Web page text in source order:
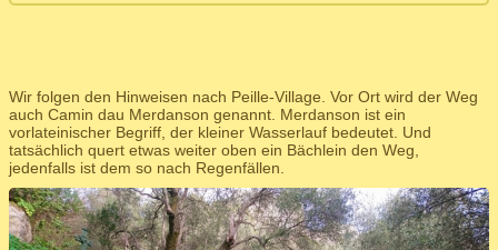
Wir folgen den Hinweisen nach Peille-Village. Vor Ort wird der Weg
auch Camin dau Merdanson genannt. Merdanson ist ein
vorlateinischer Begriff, der kleiner Wasserlauf bedeutet. Und
tatsächlich quert etwas weiter oben ein Bächlein den Weg,
jedenfalls ist dem so nach Regenfällen.